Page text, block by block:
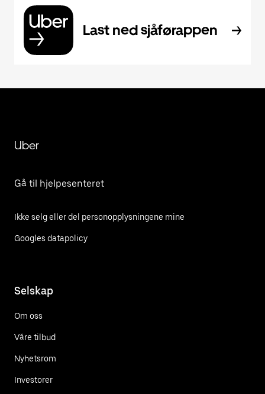
Last ned sjåførappen
Uber
Gå til hjelpesenteret
Ikke selg eller del personopplysningene mine
Googles datapolicy
Selskap
Om oss
Våre tilbud
Nyhetsrom
Investorer